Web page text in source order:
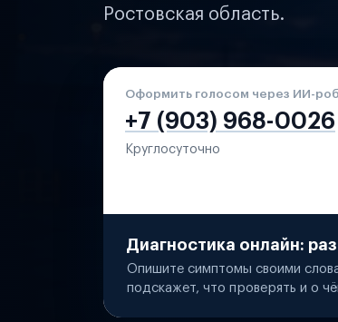
Ростовская область.
Оформить голосом через ИИ-
+7 (903) 968-0026
Круглосуточно
Диагностика онлайн:
Опишите симптомы своими
подскажет, что проверять и о